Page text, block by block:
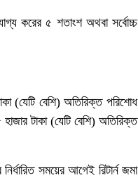
করের ৫ শতাংশ অথবা সর্বোচ্চ
(যেটি বেশি) অতিরিক্ত পরিশোধ
টাকা (যেটি বেশি) অতিরিক্ত
সময়ের আগেই রিটার্ন জমা